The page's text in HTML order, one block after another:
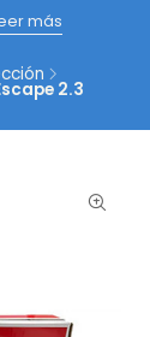
más
2.3